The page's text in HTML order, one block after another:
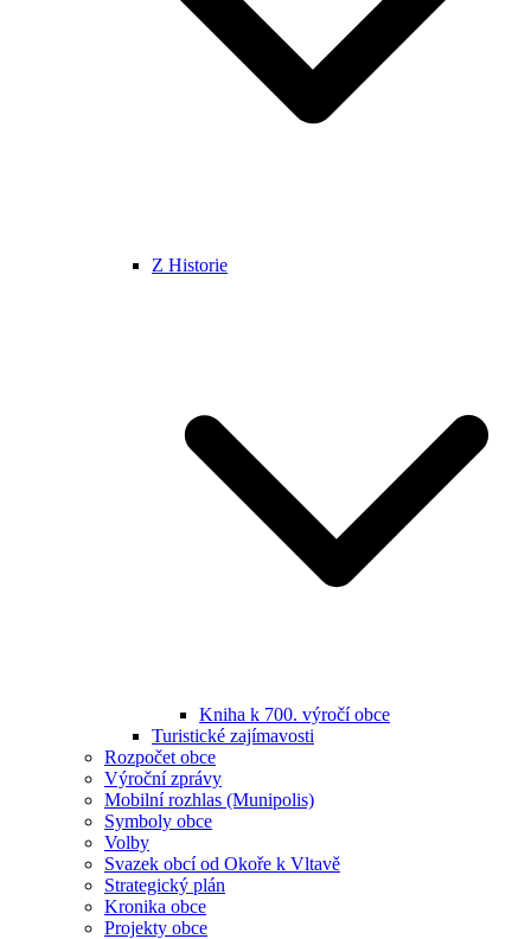
Z Historie
Kniha k 700. výročí obce
Turistické zajímavosti
Rozpočet obce
Výroční zprávy
Mobilní rozhlas (Munipolis)
Symboly obce
Volby
Svazek obcí od Okoře k Vltavě
Strategický plán
Kronika obce
Projekty obce